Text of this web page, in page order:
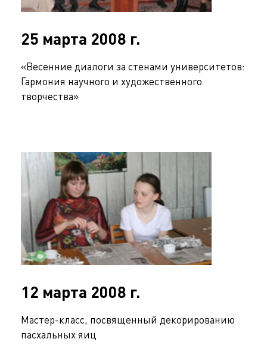
25 марта 2008 г.
«Весенние диалоги за стенами университетов:
Гармония научного и художественного
творчества»
12 марта 2008 г.
Мастер-класс, посвященный декорированию
пасхальных яиц